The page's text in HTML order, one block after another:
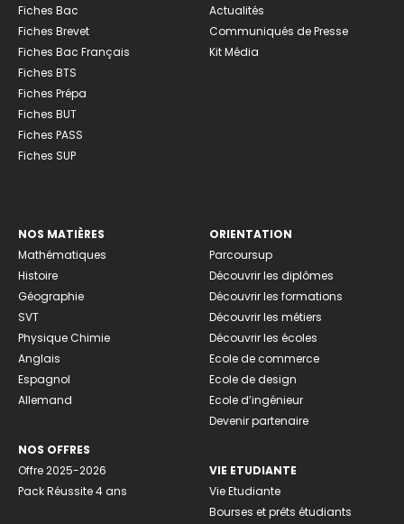
Fiches Bac
Fiches Brevet
Fiches Bac Français
Fiches BTS
Fiches Prépa
Fiches BUT
Fiches PASS
Fiches SUP
Actualités
Communiqués de Presse
Kit Média
NOS MATIÈRES
Mathématiques
Histoire
Géographie
SVT
Physique Chimie
Anglais
Espagnol
Allemand
NOS OFFRES
Offre 2025-2026
Pack Réussite 4 ans
ORIENTATION
Parcoursup
Découvrir les diplômes
Découvrir les formations
Découvrir les métiers
Découvrir les écoles
Ecole de commerce
Ecole de design
Ecole d’ingénieur
Devenir partenaire
VIE ETUDIANTE
Vie Etudiante
Bourses et prêts étudiants